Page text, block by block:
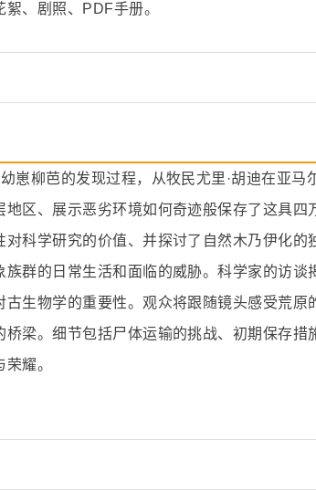
絮、剧照、PDF手册。
崽柳芭的发现过程，从牧民尤里·胡迪在亚马
地区、展示恶劣环境如何奇迹般保存了这具四
科学研究的价值、并探讨了自然木乃伊化的
群的日常生活和面临的威胁。科学家的访谈
古生物学的重要性。观众将跟随镜头感受荒原
梁。细节包括尸体运输的挑战、初期保存措
耀。